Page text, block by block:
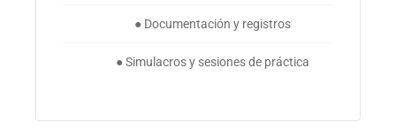
● Documentación y registros
● Simulacros y sesiones de práctica